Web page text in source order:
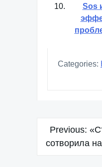
Sos
Categories:
Навигация
по
Previous:
сотворила